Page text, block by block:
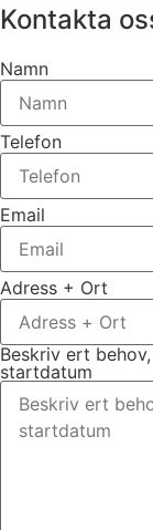
Kontakta
Namn
Telefon
Email
Adress + Ort
Beskriv ert
startdatum